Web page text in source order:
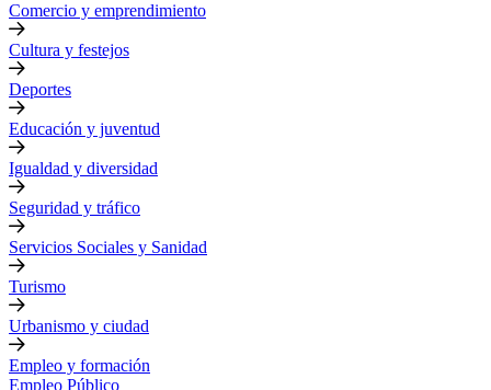
Comercio y emprendimiento
Cultura y festejos
Deportes
Educación y juventud
Igualdad y diversidad
Seguridad y tráfico
Servicios Sociales y Sanidad
Turismo
Urbanismo y ciudad
Empleo y formación
Empleo Público